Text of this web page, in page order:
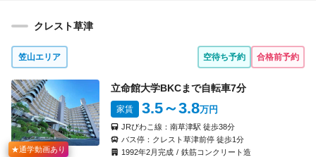
クレスト草津
笠山エリア 空待ち予約 合格前予約
★通学動画あり
立命館大学BKCまで自転車7分
家賃 3.5～3.8万円
JRびわこ線： 南草津駅 徒歩38分
バス停： クレスト草津前停徒歩1分
1992年2月完成 / 鉄筋コンクリート造